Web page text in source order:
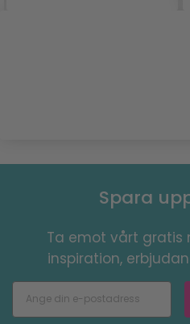
Spara
Ta emot vårt gratis
inspiration,